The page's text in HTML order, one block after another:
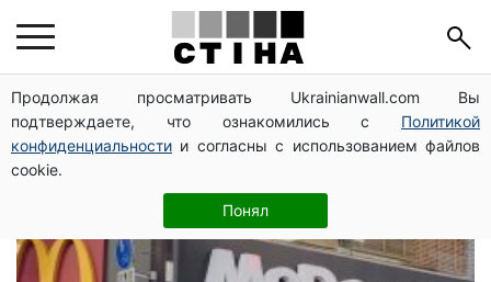
Продолжая просматривать Ukrainianwall.com Вы
подтверждаете, что ознакомились с Политикой
конфиденциальности и согласны с использованием файлов
cookie.
Понял
Япония